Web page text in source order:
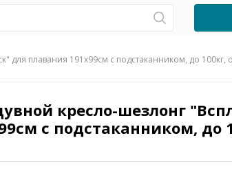
Бассейны
бассейнов
для плавания 191х99см с подстаканником, до 100кг,
кресло-шезлонг
с подстаканником, до